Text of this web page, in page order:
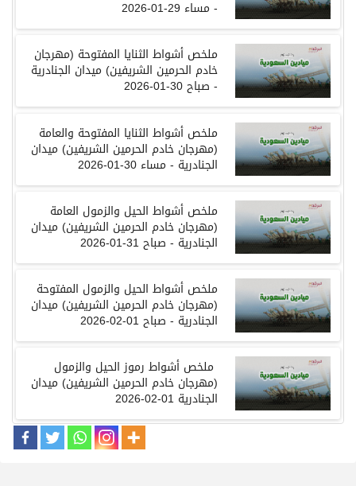
- مساء
ملخص أشواط الثنايا المفتوحة (مهرجان
خادم الحرمين الشريفين) ميدان الجنادرية
- صباح 30-01-2026
ملخص أشواط الثنايا المفتوحة والعامة
(مهرجان خادم الحرمين الشريفين) ميدان
الجنادرية - مساء
ملخص أشواط الحيل والزمول العامة
(مهرجان خادم الحرمين الشريفين) ميدان
الجنادرية - صباح31-01-2026
ملخص أشواط الحيل والزمول المفتوحة
(مهرجان خادم الحرمين الشريفين) ميدان
الجنادرية - صباح01-02-2026
ملخص أشواط رموز الحيل والزمول
(مهرجان خادم الحرمين الشريفين) ميدان
الجنادرية